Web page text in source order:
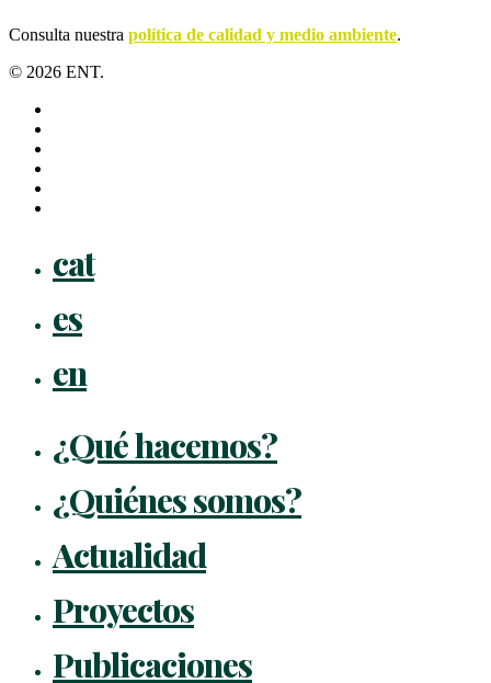
Consulta nuestra política de calidad y medio ambiente.
© 2026 ENT.
cat
es
en
¿Qué hacemos?
¿Quiénes somos?
Actualidad
Proyectos
Publicaciones